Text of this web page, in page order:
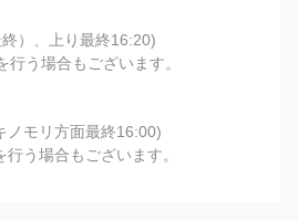
）、上り最終16:20)
う場合もございます。
ノモリ方面最終16:00)
う場合もございます。